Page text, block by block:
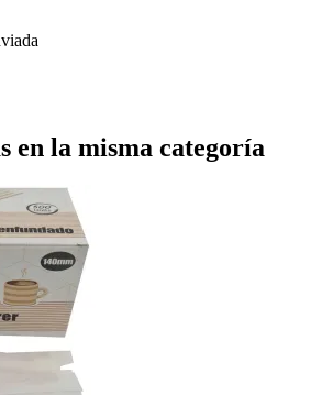
en la misma categoría